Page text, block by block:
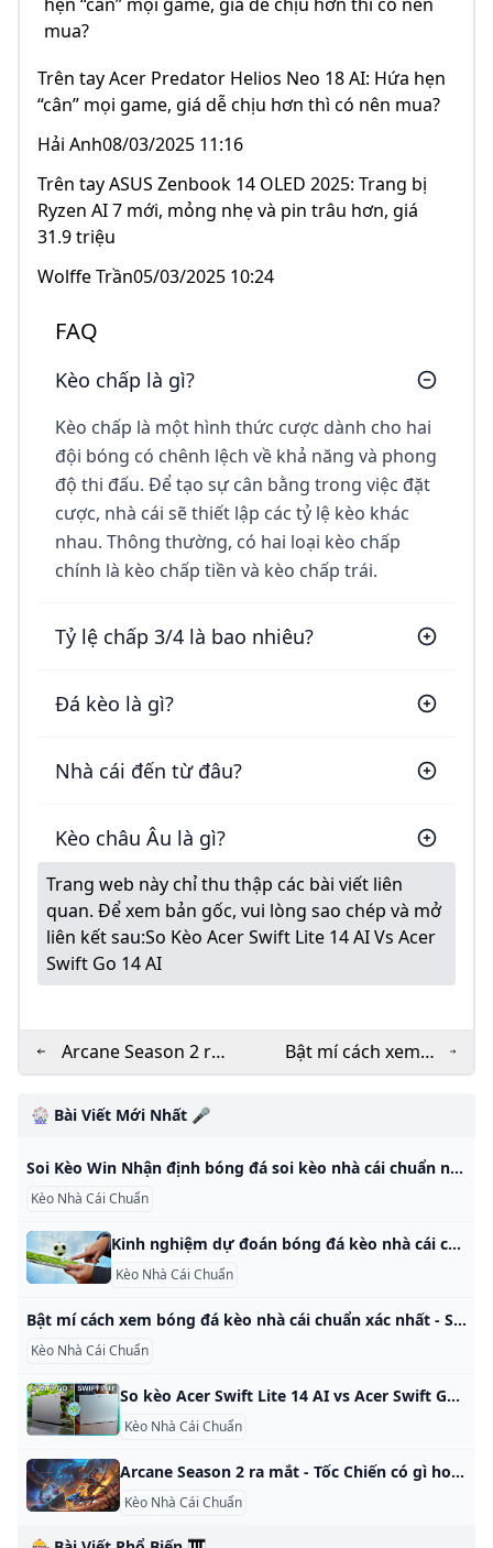
Trên tay Acer Predator Helios Neo 18 AI: Hứa hẹn
“cân” mọi game, giá dễ chịu hơn thì có nên mua?
Hải Anh08/03/2025 11:16
Trên tay ASUS Zenbook 14 OLED 2025: Trang bị
Ryzen AI 7 mới, mỏng nhẹ và pin trâu hơn, giá
31.9 triệu
Wolffe Trần05/03/2025 10:24
FAQ
Kèo chấp là gì?
Kèo chấp là một hình thức cược dành cho hai
đội bóng có chênh lệch về khả năng và phong
độ thi đấu. Để tạo sự cân bằng trong việc đặt
cược, nhà cái sẽ thiết lập các tỷ lệ kèo khác
nhau. Thông thường, có hai loại kèo chấp
chính là kèo chấp tiền và kèo chấp trái.
Tỷ lệ chấp 3/4 là bao nhiêu?
Đá kèo là gì?
Nhà cái đến từ đâu?
Kèo châu Âu là gì?
Trang web này chỉ thu thập các bài viết liên
quan. Để xem bản gốc, vui lòng sao chép và mở
liên kết sau:So Kèo Acer Swift Lite 14 AI Vs Acer
Swift Go 14 AI
Arcane Season 2 ra
mắt - Tốc Chiến có gì
hot?
Bật mí cách xem
bóng đá kèo nhà cái
🎡 Bài Viết Mới Nhất 🎤
Soi Kèo Win Nhận định bóng đá soi kèo nhà cái chuẩn nhất
Kèo Nhà Cái Chuẩn
Kinh nghiệm dự đoán bóng đá kèo nhà cái chính xác nhất Nếu bạn là người chơi mới, chưa có nhiều kinh nghiệm dự đoán bóng đá kèo nhà cái thì nhất định đừng bỏ lỡ những thông tin hữu ích dưới đây. Kinh nghiệm dự đoán bóng đá kèo nhà cái chính xác nhất Đã đăng trên 09/13/202409/13/2024bởi Kèo SoiNếu bạn là người chơi mới, chưa có nhiều kinh nghiệm dự đoán bóng đá kèo nhà cái thì nhất định đừng bỏ lỡ những thông tin hữu ích dưới đây nhé.
Kèo Nhà Cái Chuẩn
Bật mí cách xem bóng đá kèo nhà cái chuẩn xác nhất - Sieukeo Việc trang bị nhiều kiến thức, kinh nghiệm và cách thức, phương pháp cá độ là rất cần thiết cũng như xem bóng đá kèo nhà cái để nhanh thắng lớn
Kèo Nhà Cái Chuẩn
So kèo Acer Swift Lite 14 AI vs Acer Swift Go 14 AI Acer Swift Lite 14 AI và Acer Swift Go 14 AI cùng sở hữu hiệu năng xứng tầm giá, đem tới cho người dùng những yếu tố thực dụng đáng giá khi sử dụng hàng ngày. Wolffe TrầnNgày đăng: 24/10/2024-Cập nhật: 24/10/2024 Acer Swift Lite 14 AI và Acer Swift Go 14 AI chính là 2 cái tên mà mình sẽ đặt lên bàn cân so sánh trong bài viết này.
Kèo Nhà Cái Chuẩn
Arcane Season 2 ra mắt - Tốc Chiến có gì hot? Cùng với sự ra mắt của Arcane Season 2, bản cập nhật 5.3C của Tốc Chiến cũng mang đến cho game thủ hàng loạt nội dung mới cực kỳ hấp dẫn. Husky Fly AwayNgày đăng: 23/10/2024-Cập nhật: 16/01/2025 Cùng với sự ra mắt của Arcane Season 2, bản cập nhật 5.3C của Tốc Chiến cũng mang đến cho game thủ hàng loạt nội dung mới cực kỳ hấp dẫn. Không chỉ được đi sâu hơn vào cốt truyện của thế giới Runeterra, mà người hâm mộ còn được tận hưởng nhiều nội dung thú vị khác, từ tướng cho đến các sự kiện mang đậm phong cách Arcane.
Kèo Nhà Cái Chuẩn